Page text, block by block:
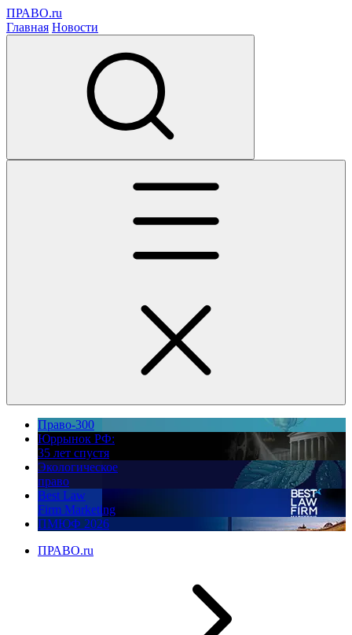
ПРАВО.ru
Главная Новости
Право-300
Юррынок РФ:
35 лет спустя
Экологическое
право
Best Law
Firm Marketing
ПМЮФ 2026
ПРАВО.ru